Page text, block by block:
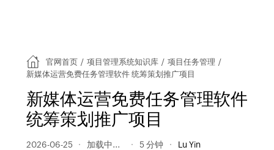
官网首页 / 项目管理系统知识库 / 项目任务管理 /
新媒体运营免费任务管理软件 统筹策划推广项目
新媒体运营免费任务管理软件
统筹策划推广项目
2026-06-25 26 阅读量 5 分钟 Lu Yin